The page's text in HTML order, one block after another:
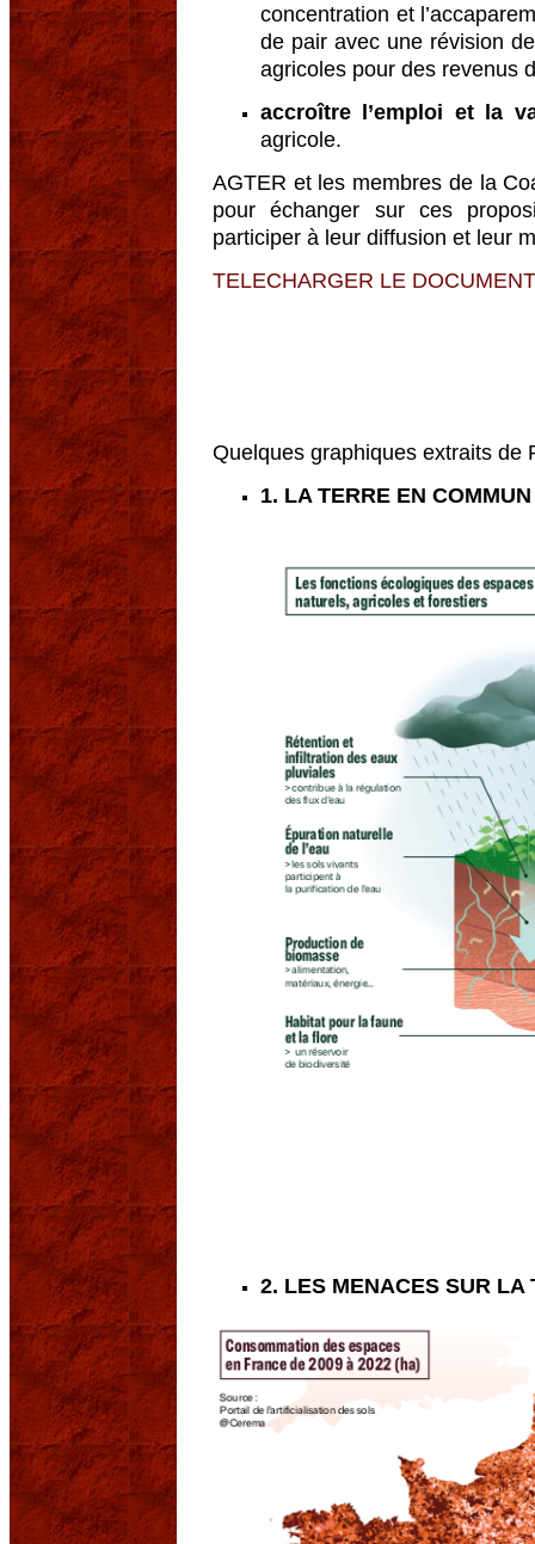
concentration et
de pair avec une révision
agricoles pour des revenus
accroître l’emploi et la
agricole.
AGTER et les membres de la
pour échanger sur ces
participer à leur diffusion et leur
TELECHARGER LE DOCUMENT
Quelques graphiques extraits de
1. LA TERRE EN COMMUN
2. LES MENACES SUR LA